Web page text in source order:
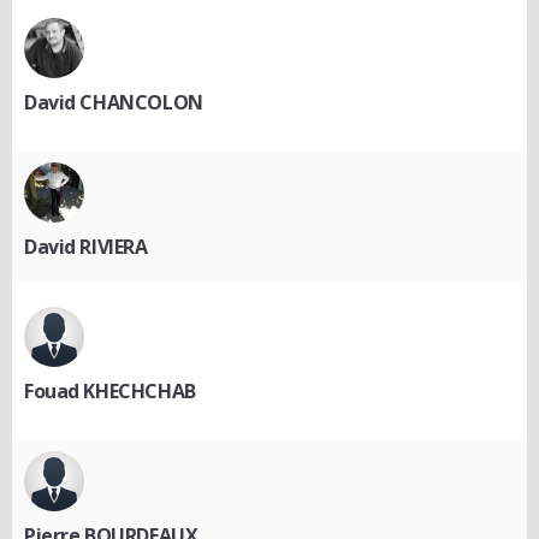
David CHANCOLON
David RIVIERA
Fouad KHECHCHAB